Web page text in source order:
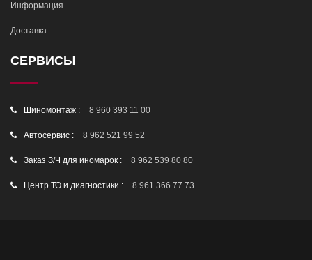
Информация
Доставка
СЕРВИСЫ
Шиномонтаж : 8 960 393 11 00
Автосервис : 8 962 521 99 52
Заказ З/Ч для иномарок : 8 962 539 80 80
Центр ТО и диагностики : 8 961 366 77 73